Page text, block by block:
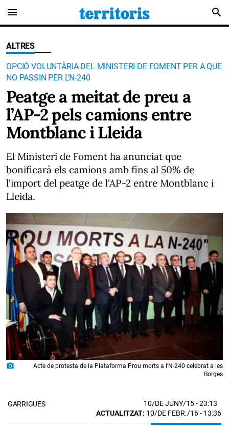
menu search
ALTRES
OPCIÓ VOLUNTÀRIA DEL MINISTERI DE FOMENT PER A QUE
NO PASSIN PER L’N-240
Peatge a meitat de preu a
l’AP-2 pels camions entre
Montblanc i Lleida
El Ministeri de Foment ha anunciat que
bonificarà els camions amb fins al 50% de
l'import del peatge de l'AP-2 entre Montblanc i
Lleida.
photo_camera
Acte de protesta de la Plataforma Prou morts a l'N-240 celebrat a les
Borges
GARRIGUES 10/DE JUNY/15- 23:13
ACTUALITZAT: 10/DE FEBR./16 - 13:36